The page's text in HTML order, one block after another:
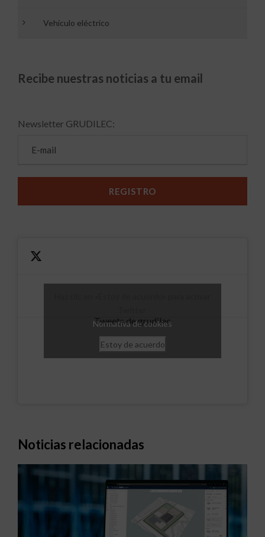
Vehículo eléctrico
Recibe nuestras noticias a tu email
Newsletter GRUDILEC:
Tweets de grudilec
Normativa de cookies
Estoy de acuerdo
Noticias relacionadas